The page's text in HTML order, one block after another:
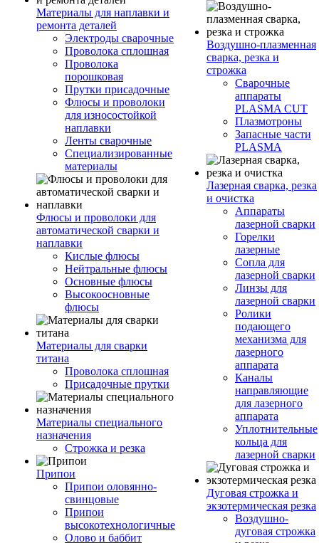
Материалы для наплавки и
ремонта деталей
Электроды сварочные
Проволока сплошная
Проволока
порошковая
Прутки присадочные
Флюсы и проволоки
для износостойкой
наплавки
Ленты сварочные
Специализированные
материалы
Флюсы и проволоки для
автоматической сварки и
наплавки
Кислые флюсы
Нейтральные флюсы
Основные флюсы
Высокоосновные
флюсы
Материалы для сварки
титана
Проволока сплошная
Присадочные прутки
Материалы специального
назначения
Строжка и резка
Припои
Припои оловянно-
свинцовые
Припои
высокотехнологичные
Олово и баббит
Воздушно-плазменная
сварка, резка и
строжка
Сварочные
аппараты
PLASMA CUT
Плазмотроны
Запасные части
PLASMA
Лазерная сварка, резка
и очистка
Аппараты
лазерной сварки
Горелки
лазерные
Сопла для
лазерной сварки
Линзы для
лазерной сварки
Ролики
подающего
механизма для
лазерного
аппарата
Каналы
направляющие
для лазерного
аппарата
Уплотнительные
кольца для
лазерной сварки
Дуговая строжка и
экзотермическая резка
Воздушно-
дуговая строжка